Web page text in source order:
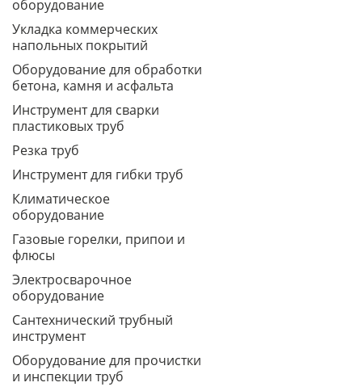
оборудование
Укладка коммерческих
напольных покрытий
Оборудование для обработки
бетона, камня и асфальта
Инструмент для сварки
пластиковых труб
Резка труб
Инструмент для гибки труб
Климатическое
оборудование
Газовые горелки, припои и
флюсы
Электросварочное
оборудование
Сантехнический трубный
инструмент
Оборудование для прочистки
и инспекции труб